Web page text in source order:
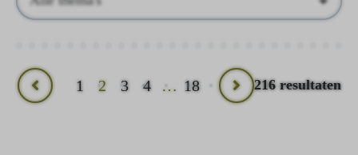
Vorige
1 2 3 4 … 18
Volgende
216 resultaten